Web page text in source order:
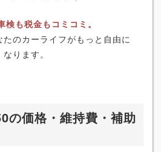
検も税金もコミコミ。
のカーライフがもっと自由に
なります。
の価格・維持費・補助